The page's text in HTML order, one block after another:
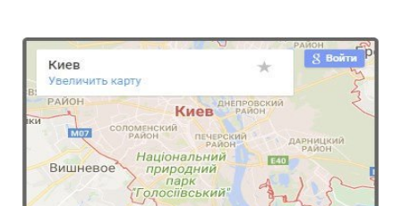
Подовжений жіночий класичний піджак
950.00грн.